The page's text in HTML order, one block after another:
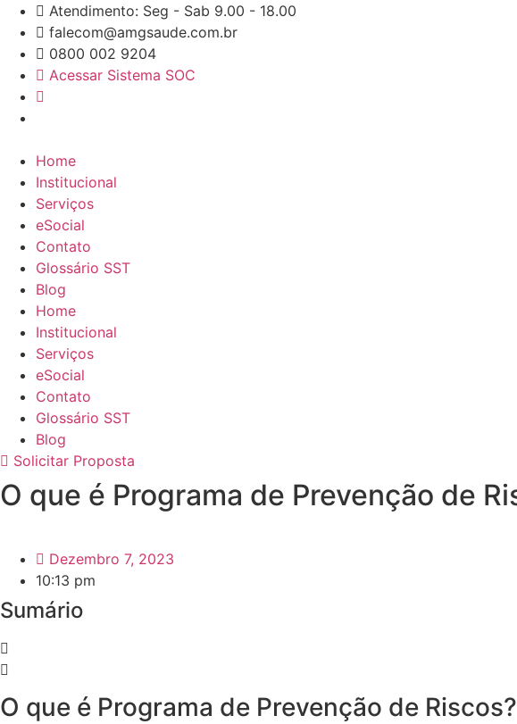
Pular
para
conteúdo
Atendimento: Seg - Sab 9.00 - 18.00
falecom@amgsaude.com.br
0800 002 9204
Acessar Sistema SOC
Home
Institucional
Serviços
eSocial
Contato
Glossário SST
Blog
Home
Institucional
Serviços
eSocial
Contato
Glossário SST
Blog
Solicitar Proposta
O que é Programa de Prevenção de
Dezembro 7, 2023
10:13 pm
Sumário
O que é Programa de Prevenção de Riscos?